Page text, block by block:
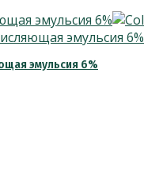
эмульсия 6%